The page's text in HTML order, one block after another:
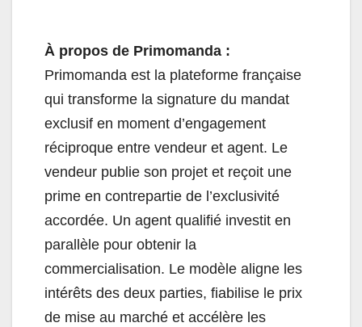
À propos de Primomanda :
Primomanda est la plateforme française
qui transforme la signature du mandat
exclusif en moment d’engagement
réciproque entre vendeur et agent. Le
vendeur publie son projet et reçoit une
prime en contrepartie de l’exclusivité
accordée. Un agent qualifié investit en
parallèle pour obtenir la
commercialisation. Le modèle aligne les
intérêts des deux parties, fiabilise le prix
de mise au marché et accélère les